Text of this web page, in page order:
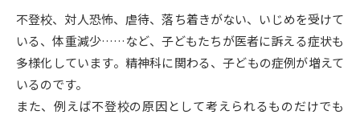
幼稚園教員資格認定試験 小学校教員資格認定試験
試験
不登校、対人恐怖、虐待、落ち着きがない、いじめを受けて
いる、体重減少……など、子どもたちが医者に訴える症状も
多様化しています。精神科に関わる、子どもの症例が増えて
いるのです。
また、例えば不登校の原因として考えられるものだけでも